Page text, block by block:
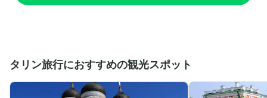
タリン旅行におすすめの観光スポット